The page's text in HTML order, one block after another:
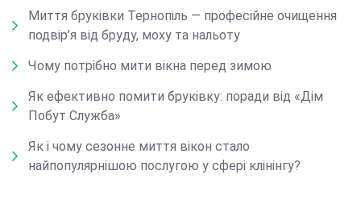
Миття бруківки Тернопіль — професійне очищення
подвір’я від бруду, моху та нальоту
Чому потрібно мити вікна перед зимою
Як ефективно помити бруківку: поради від «Дім
Побут Служба»
Як і чому сезонне миття вікон стало
найпопулярнішою послугою у сфері клінінгу?